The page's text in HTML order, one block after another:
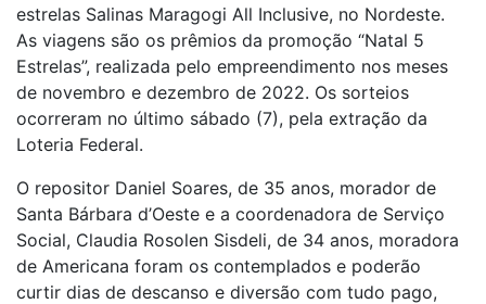
estrelas Salinas Maragogi All Inclusive, no Nordeste.
As viagens são os prêmios da promoção “Natal 5
Estrelas”, realizada pelo empreendimento nos meses
de novembro e dezembro de 2022. Os sorteios
ocorreram no último sábado (7), pela extração da
Loteria Federal.
O repositor Daniel Soares, de 35 anos, morador de
Santa Bárbara d’Oeste e a coordenadora de Serviço
Social, Claudia Rosolen Sisdeli, de 34 anos, moradora
de Americana foram os contemplados e poderão
curtir dias de descanso e diversão com tudo pago,